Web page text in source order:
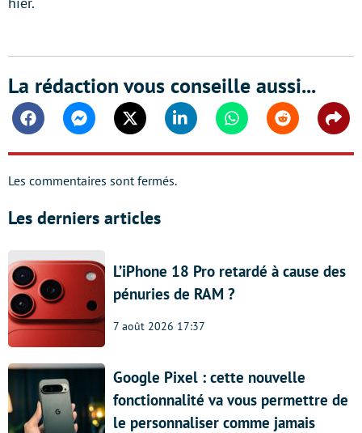
La rédaction vous conseille aussi...
FacebookMessengerTwitter Linkedin WhatsappReddit
Les commentaires sont fermés.
Les derniers articles
L’iPhone 18 Pro retardé à cause des
pénuries de RAM ?
7 août 2026 17:37
Google Pixel : cette nouvelle
fonctionnalité va vous permettre de
le personnaliser comme jamais